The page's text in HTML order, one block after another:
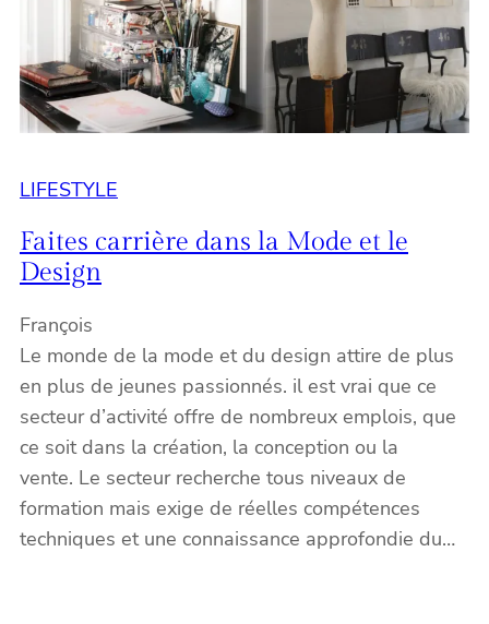
LIFESTYLE
Faites carrière dans la Mode et le
Design
François
Le monde de la mode et du design attire de plus
en plus de jeunes passionnés. il est vrai que ce
secteur d’activité offre de nombreux emplois, que
ce soit dans la création, la conception ou la
vente. Le secteur recherche tous niveaux de
formation mais exige de réelles compétences
techniques et une connaissance approfondie du…